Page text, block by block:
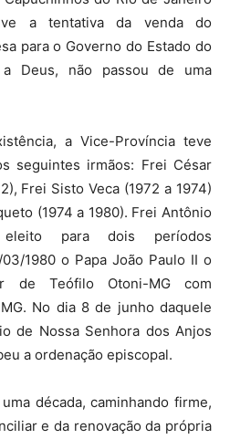
a tentativa da venda do
para o Governo do Estado do
a Deus, não passou de uma
a Vice-Província teve
seguintes irmãos: Frei César
Frei Sisto Veca (1972 a 1974)
(1974 a 1980). Frei Antônio
para dois períodos
1980 o Papa João Paulo II o
de Teófilo Otoni-MG com
No dia 8 de junho daquele
de Nossa Senhora dos Anjos
a ordenação episcopal.
década, caminhando firme,
e da renovação da própria